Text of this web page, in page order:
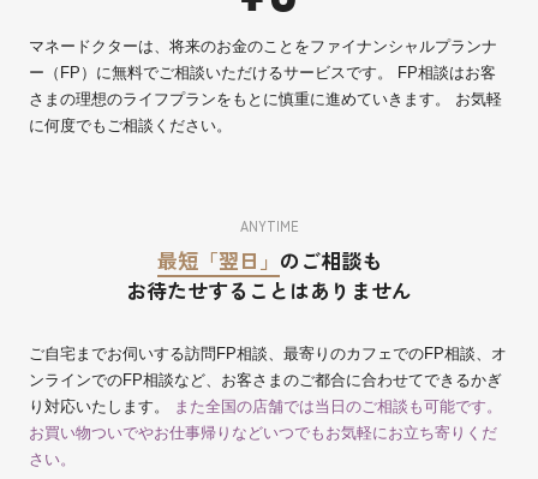
マネードクターは、将来のお金のことをファイナンシャルプランナ
ー（FP）に無料でご相談いただけるサービスです。 FP相談はお客
さまの理想のライフプランをもとに慎重に進めていきます。 お気軽
に何度でもご相談ください。
ANYTIME
最短「翌日」 のご相談も
お待たせすることはありません
ご自宅までお伺いする訪問FP相談、最寄りのカフェでのFP相談、オ
ンラインでのFP相談など、お客さまのご都合に合わせてできるかぎ
り対応いたします。
また全国の店舗では当日のご相談も可能です。
お買い物ついでやお仕事帰りなどいつでもお気軽にお立ち寄りくだ
さい。